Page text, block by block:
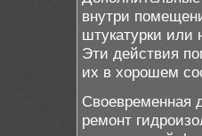
внутри
штукатурки или
Эти действия
их в хорошем
Своевременная
ремонт